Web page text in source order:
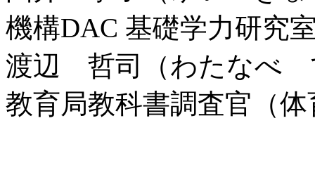
機構DAC 基礎学力研究
渡辺 哲司（わたなべ
教育局教科書調査官（体